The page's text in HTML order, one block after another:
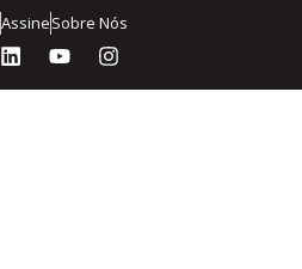
AssineSobre Nós